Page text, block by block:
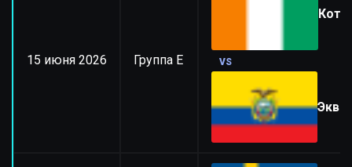
15 июня 2026 Группа E
Кот-
VS